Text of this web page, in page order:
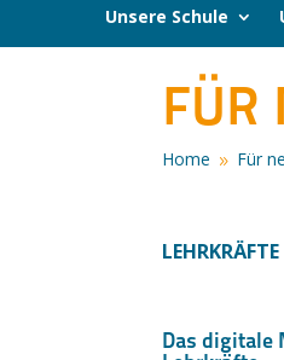
Unsere Schule
FÜR
Home 9 Für
LEHRKRÄFTE
Das digitale